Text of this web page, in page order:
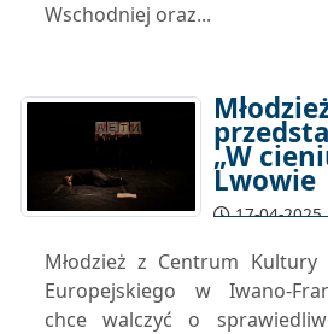
Wschodniej oraz...
„W
Lwowie
17-04-2025
Młodzież z Centrum
Europejskiego w Iwano-
chce walczyć o